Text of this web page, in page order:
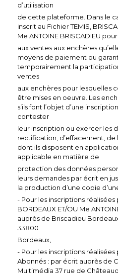
d’utilisation
de cette plateforme. Dans le
inscrit au Fichier TEMIS,
Me ANTOINE BRISCADIEU
aux ventes aux enchères
moyens de paiement ou
temporairement la
ventes
aux enchères pour lesquelles
être mises en oeuvre. Les
s’ils font l’objet d’une
contester
leur inscription ou exercer les
rectification, d’effacement, de
dont ils disposent en
applicable en matière de
protection des données
leurs demandes par écrit en
la production d’une copie
- Pour les inscriptions réalisées
BORDEAUX ET/OU Me
auprès de Briscadieu
33800
Bordeaux,
- Pour les inscriptions réalisées
Abonnés : par écrit auprès de
Multimédia 37 rue de